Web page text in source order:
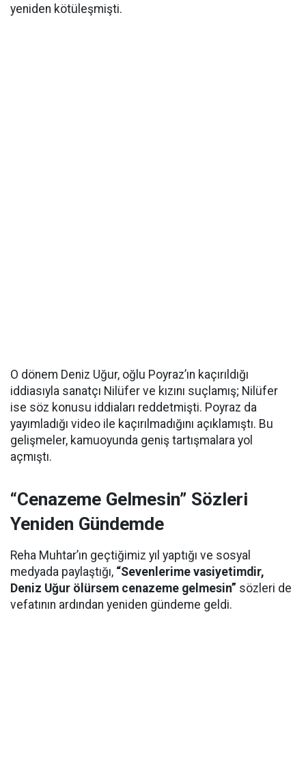
yeniden kötüleşmişti.
O dönem Deniz Uğur, oğlu Poyraz’ın kaçırıldığı
iddiasıyla sanatçı Nilüfer ve kızını suçlamış; Nilüfer
ise söz konusu iddiaları reddetmişti. Poyraz da
yayımladığı video ile kaçırılmadığını açıklamıştı. Bu
gelişmeler, kamuoyunda geniş tartışmalara yol
açmıştı.
“Cenazeme Gelmesin” Sözleri
Yeniden Gündemde
Reha Muhtar’ın geçtiğimiz yıl yaptığı ve sosyal
medyada paylaştığı, “Sevenlerime vasiyetimdir,
Deniz Uğur ölürsem cenazeme gelmesin” sözleri de
vefatının ardından yeniden gündeme geldi.